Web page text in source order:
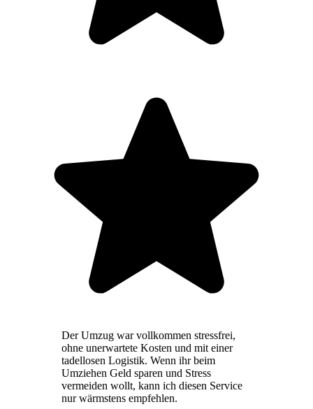
Der Umzug war vollkommen stressfrei,
ohne unerwartete Kosten und mit einer
tadellosen Logistik. Wenn ihr beim
Umziehen Geld sparen und Stress
vermeiden wollt, kann ich diesen Service
nur wärmstens empfehlen.